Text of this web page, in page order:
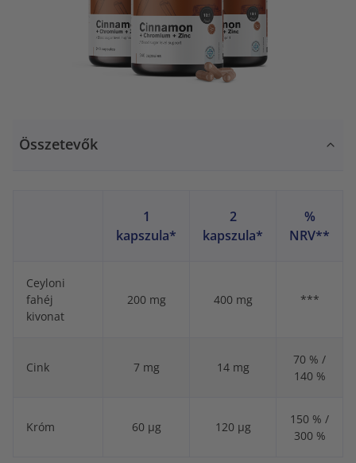
Összetevők
1
kapszula*
2
kapszula*
%
NRV**
Ceyloni
fahéj
kivonat
200 mg 400 mg ***
Cink 7 mg 14 mg
70 % /
140 %
Króm 60 μg 120 μg
150 % /
300 %